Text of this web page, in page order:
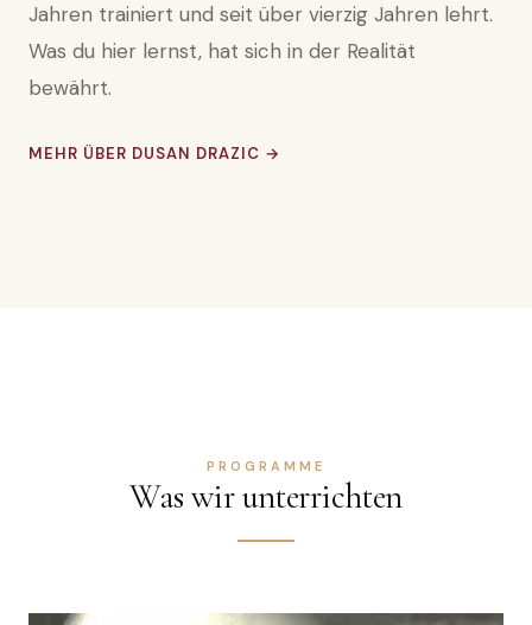
Jahren trainiert und seit über vierzig Jahren lehrt.
Was du hier lernst, hat sich in der Realität
bewährt.
MEHR ÜBER DUSAN DRAZIC →
PROGRAMME
Was wir unterrichten